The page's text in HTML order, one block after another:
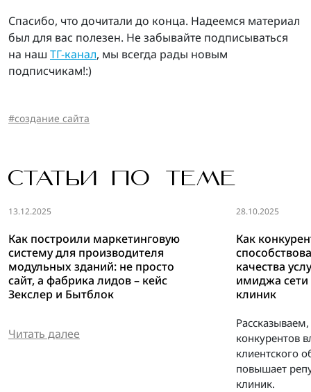
Спасибо, что дочитали до конца. Надеемся материал
был для вас полезен. Не забывайте подписываться
на наш ТГ-канал, мы всегда рады новым
подписчикам!:)
создание сайта
СТАТЬИ ПО ТЕМЕ
13.12.2025
Как построили маркетинговую
систему для производителя
модульных зданий: не просто
сайт, а фабрика лидов – кейс
Зекслер и Бытблок
Читать далее
28.10.2025
Как
качества
имиджа
клиник
конкурентов
клиентского
повышает
клиник.